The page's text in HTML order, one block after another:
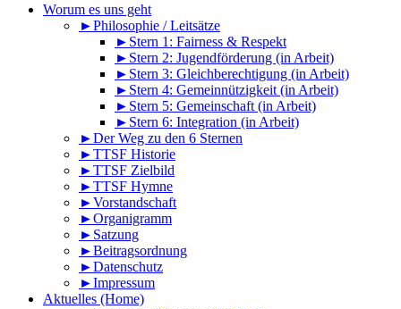
Worum es uns geht
►Philosophie / Leitsätze
►Stern 1: Fairness & Respekt
►Stern 2: Jugendförderung (in Arbeit)
►Stern 3: Gleichberechtigung (in Arbeit)
►Stern 4: Gemeinnützigkeit (in Arbeit)
►Stern 5: Gemeinschaft (in Arbeit)
►Stern 6: Integration (in Arbeit)
►Der Weg zu den 6 Sternen
►TTSF Historie
►TTSF Zielbild
►TTSF Hymne
►Vorstandschaft
►Organigramm
►Satzung
►Beitragsordnung
►Datenschutz
►Impressum
Aktuelles (Home)